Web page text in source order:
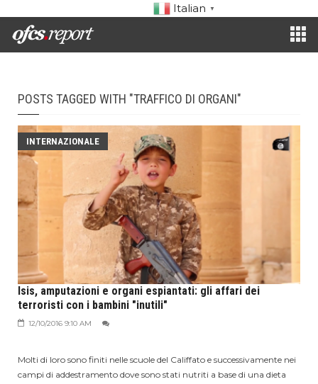
Italian ▼
POSTS TAGGED WITH "TRAFFICO DI ORGANI"
INTERNAZIONALE
Isis, amputazioni e organi espiantati: gli affari dei
terroristi con i bambini "inutili"
12/10/2016 9:10 AM
Molti di loro sono finiti nelle scuole del Califfato e successivamente nei
campi di addestramento dove sono stati nutriti a base di una dieta